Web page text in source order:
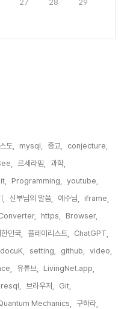
27 28
29
도, mysql, 종교,
conjecture,
르세라핌,
과학,
Programming,
youtube,
신부님의 말씀, 예수님,
iframe,
https,
Browser,
민국, 플레이리스트,
ChatGPT,
docuK, setting, github,
video,
유튜브,
LivingNet.app,
브라우저,
Git,
Mechanics,
구하라,